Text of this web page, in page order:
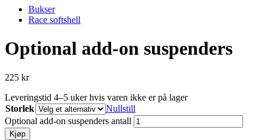
Bukser
Race softshell
Optional add-on suspenders
225 kr
Leveringstid 4–5 uker hvis varen ikke er på lager
Storlek
Nullstill
Optional add-on suspenders antall
Kjøp